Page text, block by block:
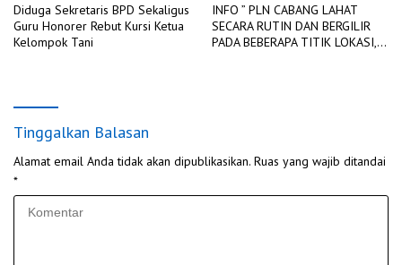
Diduga Sekretaris BPD Sekaligus
Guru Honorer Rebut Kursi Ketua
Kelompok Tani
INFO ” PLN CABANG LAHAT
SECARA RUTIN DAN BERGILIR
PADA BEBERAPA TITIK LOKASI,
Tinggalkan Balasan
Alamat email Anda tidak akan dipublikasikan. Ruas yang wajib ditandai
*